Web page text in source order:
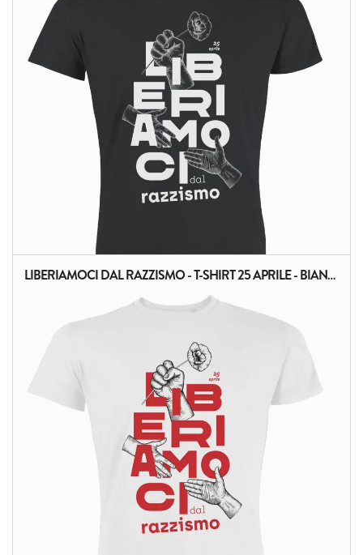
ALTRI PRODOTTI:
ALTRI PRODOTTI:
LIBERIAMOCI DAL RAZZISMO - T-SHIRT 25 APRILE - BIANCA